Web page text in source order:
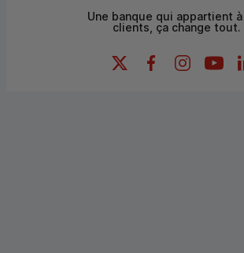
Une banque qui appartient
clients, ça change tout.
X (Twitter) - Credit
Facebook -